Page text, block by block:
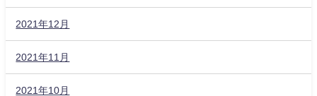
2021年12月
2021年11月
2021年10月